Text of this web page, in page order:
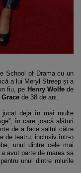
School of Drama cu un
a lui Meryl Streep și a
fiu, pe Henry Wolfede
Grace de 38 de ani.
deja în mai multe
în care joacă alături
de a face saltul către
de teatru, inclusiv într-o
unul dintre cele mai
avut parte de marea sa
unul dintre rolurile